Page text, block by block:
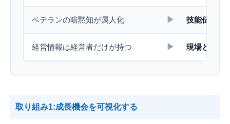
ベテランの暗黙知が属人化 ▶ 技能伝承が
経営情報は経営者だけが持つ ▶ 現場と数字
取り組み1:成長機会を可視化する